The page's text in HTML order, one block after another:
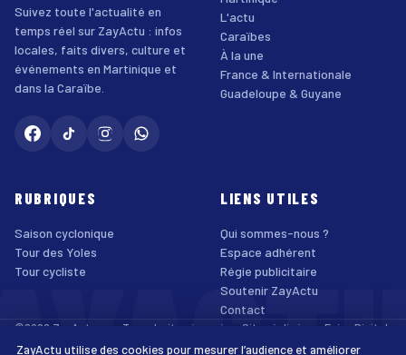
Suivez toute l'actualité en
temps réel sur ZayActu : infos
locales, faits divers, culture et
événements en Martinique et
dans la Caraïbe.
L'actu
Caraïbes
À la une
France & Internationale
Guadeloupe & Guyane
RUBRIQUES
Saison cyclonique
Tour des Yoles
Tour cycliste
LIENS UTILES
Qui sommes-nous ?
Espace adhérent
Régie publicitaire
Soutenir ZayActu
Contact
©2026 ZayActu.org. Tous droits réservés. · Site réalisé par Enjoy Digital
Agency
ZayActu utilise des cookies pour mesurer l’audience et améliorer